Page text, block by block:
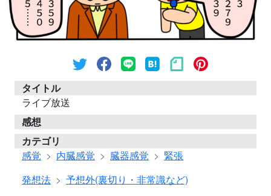
タイトル
ライブ放送
感想
カテゴリ
感覚
内臓感覚 臓器感覚
緊張
発想法
予想外(裏切り・非常識など)